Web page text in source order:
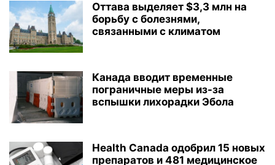
Оттава выделяет $3,3 млн на
борьбу с болезнями,
связанными с климатом
Канада вводит временные
пограничные меры из-за
вспышки лихорадки Эбола
Health Canada одобрил 15 новых
препаратов и 481 медицинское